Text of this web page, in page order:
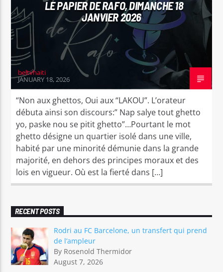
LE PAPIER DE RAFO, DIMANCHE 18
JANVIER 2026
beltvhaiti
JANUARY 18, 2026
“Non aux ghettos, Oui aux “LAKOU”. L’orateur
débuta ainsi son discours:” Nap salye tout ghetto
yo, paske nou se pitit ghetto”…Pourtant le mot
ghetto désigne un quartier isolé dans une ville,
habité par une minorité démunie dans la grande
majorité, en dehors des principes moraux et des
lois en vigueur. Où est la fierté dans […]
RECENT POSTS
Rodri au FC Barcelone, un transfert qui prend
de l’ampleur
By Rosenold Thermidor
August 7, 2026